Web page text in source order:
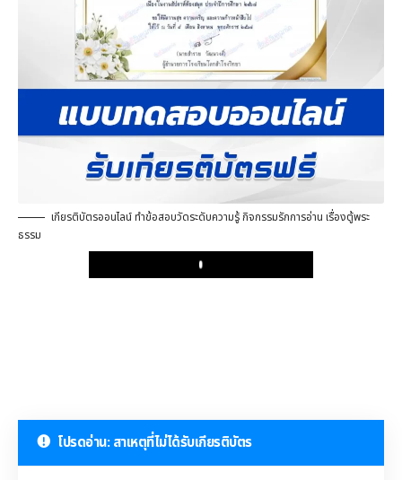
เกียรติบัตรออนไลน์ ทำข้อสอบวัดระดับความรู้ กิจกรรมรักการอ่าน เรื่องตู้พระ
ธรรม
Play
โปรดอ่าน: สาเหตุที่ไม่ได้รับเกียรติบัตร